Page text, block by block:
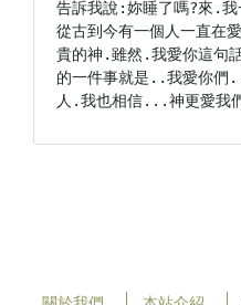
告訴我說:妳睡了嗎?來.
從古到今有一個人一直在
貴的神.雖然.我愛你這句
的一件事就是..我愛你們
人.我也相信...神更愛